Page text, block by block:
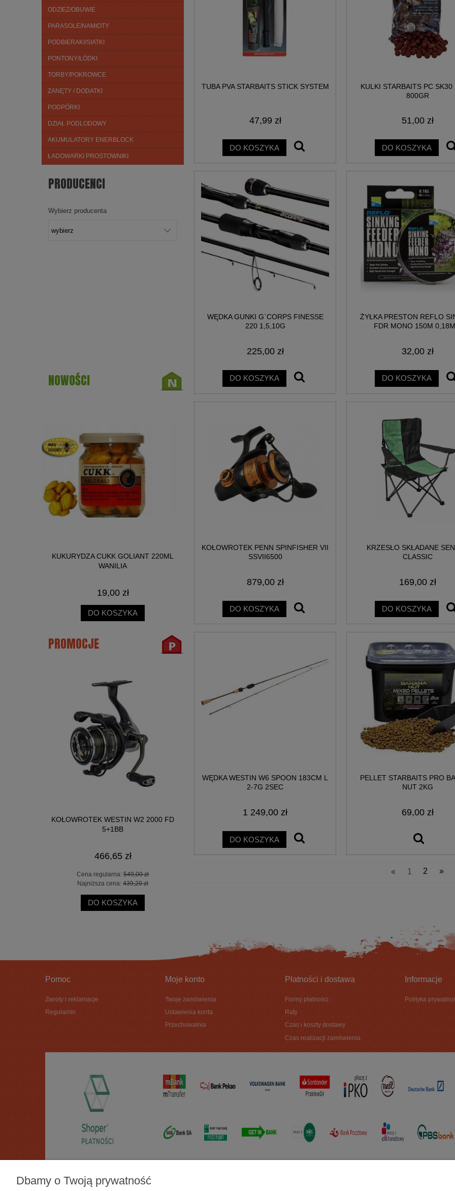
ODZIEŻ/OBUWIE
PARASOLE/NAMIOTY
PODBIERAKI/SIATKI
PONTONY/ŁÓDKI
TORBY/POKROWCE
ZANĘTY / DODATKI
PODPÓRKI
DZIAŁ PODLODOWY
AKUMULATORY ENERBLOCK
ŁADOWARKI PROSTOWNIKI
PRODUCENCI
Wybierz producenta
NOWOŚCI
KUKURYDZA CUKK GOLIANT 220ML
WANILIA
19,00 zł
DO KOSZYKA
BIG RAINBOW EGG WAFTERS
DO KOSZYKA
BIG POISON EGG WAFTERS -
DO KOSZYKA
PROMOCJE
KOŁOWROTEK WESTIN W2 2000 FD
5+1BB
466,65 zł
Cena regularna: 549,00 zł
Najniższa cena: 439,20 zł
DO KOSZYKA
WĘDKA DRAGON HM62X SPINN 2-SEC M-
1 755,60 zł
KOŁOWROTEK SPRO DASSAULT2.0
402,36 zł
Cena regularna: 479,00 zł
TUBA PVA STARBAITS STICK SYSTEM
47,99 zł
DO KOSZYKA
KULKI STARBAITS PC SK30
800GR
51,00 zł
DO KOSZYKA
WĘDKA GUNKI G`CORPS FINESSE
220 1,5,10G
225,00 zł
DO KOSZYKA
ŻYŁKA PRESTON REFLO
FDR MONO 150M
32,00 zł
DO KOSZYKA
KOŁOWROTEK PENN SPINFISHER VII
SSVII6500
879,00 zł
DO KOSZYKA
KRZESŁO SKŁADANE
CLASSIC
169,00 zł
DO KOSZYKA
WĘDKA WESTIN W6 SPOON 183CM L
2-7G 2SEC
1 249,00 zł
DO KOSZYKA
PELLET STARBAITS PRO
NUT 2KG
69,00 zł
« 1 2 »
Pomoc
Zwroty i reklamacje
Regulamin
Moje konto
Twoje zamówienia
Ustawienia konta
Przechowalnia
Płatności i dostawa
Formy płatności
Raty
Czas i koszty dostawy
Czas realizacji zamówienia
Informacje
Polityka
Dbamy o Twoją prywatność